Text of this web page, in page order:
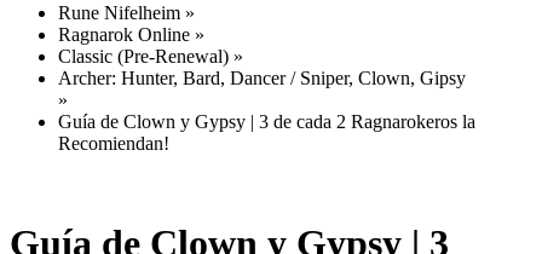
Rune Nifelheim »
Ragnarok Online »
Classic (Pre-Renewal) »
Archer: Hunter, Bard, Dancer / Sniper, Clown, Gipsy
»
Guía de Clown y Gypsy | 3 de cada 2 Ragnarokeros la
Recomiendan!
Guía de Clown y Gypsy | 3